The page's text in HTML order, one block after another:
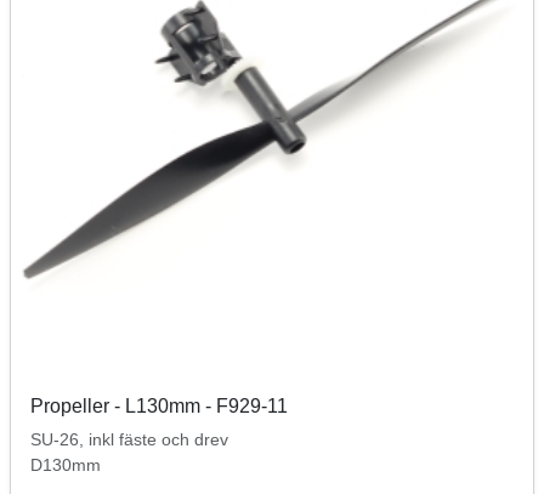
Propeller - L130mm - F929-11
SU-26, inkl fäste och drev
D130mm